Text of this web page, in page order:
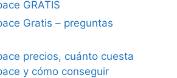
GRATIS
Gratis – preguntas
precios, cuánto cuesta
y cómo conseguir